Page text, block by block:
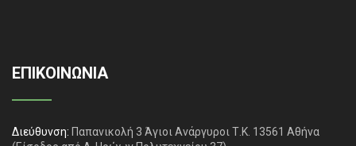
ΕΠΙΚΟΙΝΩΝΙΑ
Διεύθυνση: Παπανικολή 3 Άγιοι Ανάργυροι Τ.Κ. 13561 Αθήνα